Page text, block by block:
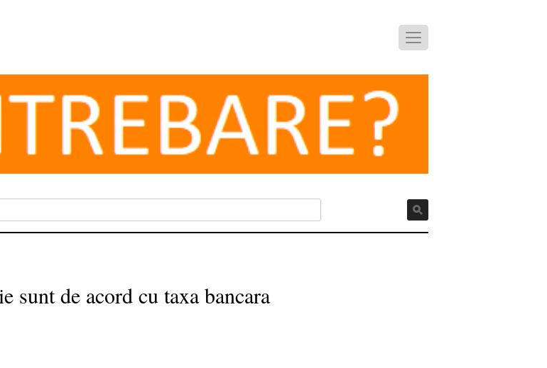
sunt de acord cu taxa bancara